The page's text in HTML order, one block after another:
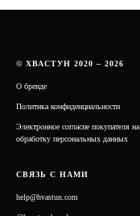
© ХВАСТУН 2020 – 2026
О бренде
Политика конфиденциальности
Электронное согласие покупателя на
обработку персональных данных
СВЯЗЬ С НАМИ
help@hvastun.com